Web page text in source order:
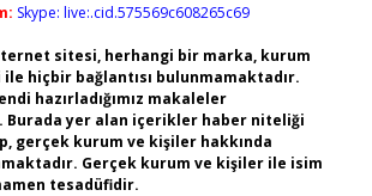
Skype: live:.cid.575569c608265c69
sitesi, herhangi bir marka, kurum
hiçbir bağlantısı bulunmamaktadır.
hazırladığımız makaleler
Burada yer alan içerikler haber niteliği
gerçek kurum ve kişiler hakkında
Gerçek kurum ve kişiler ile isim
tesadüfidir.